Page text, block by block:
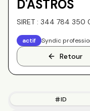
D'ASTROS
SIRET : 344 784 350
actif Syndic
Retour
ID